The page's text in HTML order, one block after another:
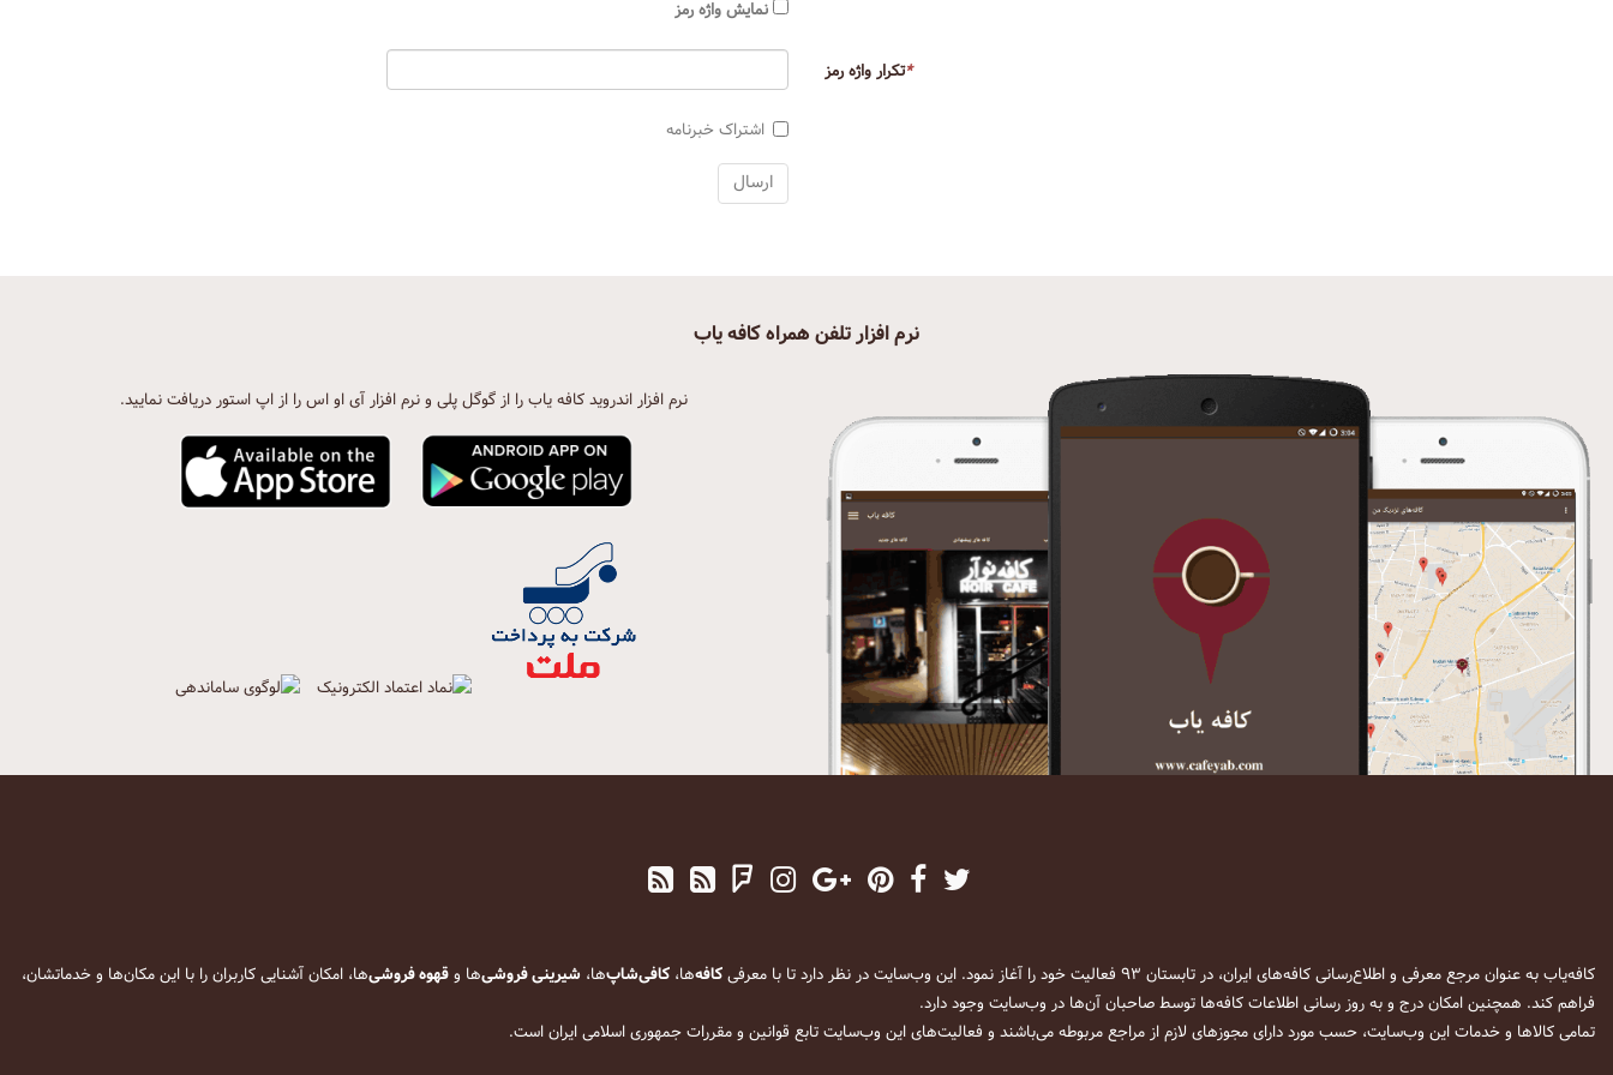
نمایش واژه رمز
*تکرار واژه رمز
اشتراک خبرنامه
نرم افزار تلفن همراه کافه یاب
نرم افزار اندروید کافه یاب را از گوگل پلی و نرم افزار آی او اس را از اپ استور دریافت نمایید.
کافه‌یاب به عنوان مرجع معرفی و اطلاع‌رسانی کافه‌های ایران، در تابستان ۹۳ فعالیت خود را آغاز نمود. این وب‌سایت در نظر دارد تا با معرفی کافه‌ها، کافی‌شاپ‌ها، شیرینی فروشی‌ها وقهوه فروشی‌ها، امکان آشنایی کاربران را با این مکان‌ها و خدماتشان،
فراهم کند. همچنین امکان درج و به روز رسانی اطلاعات کافه‌ها توسط صاحبان آن‌ها در وب‌سایت وجود دارد.
تمامی کالاها و خدمات این وب‌سایت، حسب مورد دارای مجوزهای لازم از مراجع مربوطه می‌باشند و فعالیت‌های این وب‌سایت تابع قوانین و مقررات جمهوری اسلامی ایران است.